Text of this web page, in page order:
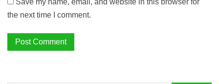
Save my name, email, and website in this browser for
the next time I comment.